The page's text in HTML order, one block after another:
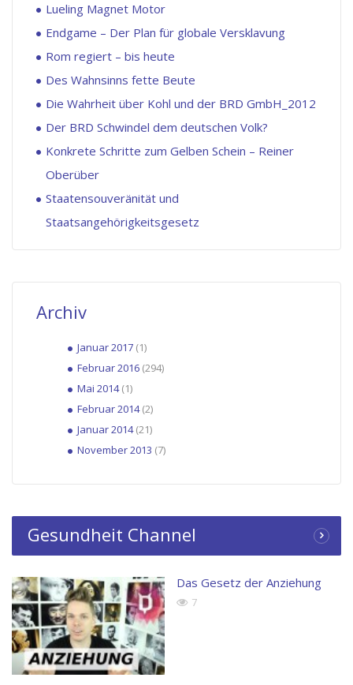
Lueling Magnet Motor
Endgame – Der Plan für globale Versklavung
Rom regiert – bis heute
Des Wahnsinns fette Beute
Die Wahrheit über Kohl und der BRD GmbH_2012
Der BRD Schwindel dem deutschen Volk?
Konkrete Schritte zum Gelben Schein – Reiner
Oberüber
Staatensouveränität und
Staatsangehörigkeitsgesetz
Archiv
Januar 2017 (1)
Februar 2016 (294)
Mai 2014(1)
Februar 2014(2)
Januar 2014(21)
November 2013 (7)
Gesundheit Channel
Das Gesetz der Anziehung
7